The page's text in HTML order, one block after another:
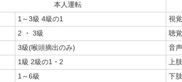
本人運転
1～3級 4級の1 視覚
2 ・ 3級 聴覚
3級(喉頭摘出のみ) 音声
1級 2級の1・2 上肢
1～6級 下肢